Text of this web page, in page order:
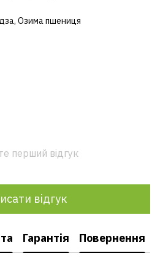
, Озима пшениця
перший відгук
відгук
Гарантія Повернення